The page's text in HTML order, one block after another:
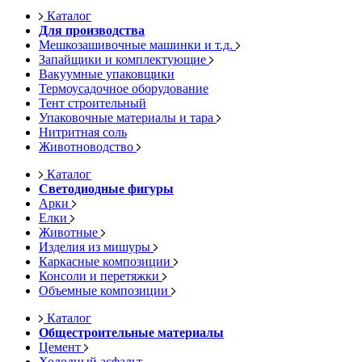
Каталог
Для производства
Мешкозашивочные машинки и т.д.
Запайщики и комплектующие
Вакуумные упаковщики
Термоусадочное оборудование
Тент строительный
Упаковочные материалы и тара
Нитритная соль
Животноводство
Каталог
Светодиодные фигуры
Арки
Елки
Животные
Изделия из мишуры
Каркасные композиции
Консоли и перетяжки
Объемные композиции
Каталог
Общестроительные материалы
Цемент